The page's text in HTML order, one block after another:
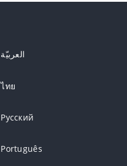
العربيّة
ไทย
Русский
Português